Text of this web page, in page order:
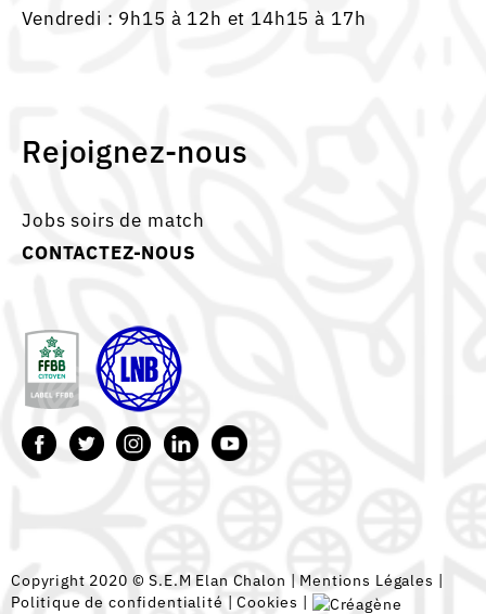
Vendredi : 9h15 à 12h et 14h15 à 17h
Rejoignez-nous
Jobs soirs de match
CONTACTEZ-NOUS
Copyright 2020 © S.E.M Elan Chalon | Mentions Légales |
Politique de confidentialité |Cookies |